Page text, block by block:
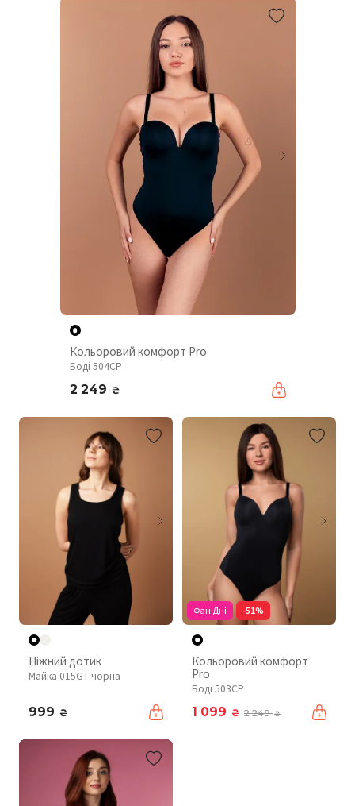
Кольоровий комфорт Pro
Боді 504CP
2 249 ₴
Ніжний дотик
Майка 015GT чорна
999 ₴
Фан Дні -51%
Кольоровий комфорт
Pro
Боді 503CP
1 099 ₴ 2 249₴